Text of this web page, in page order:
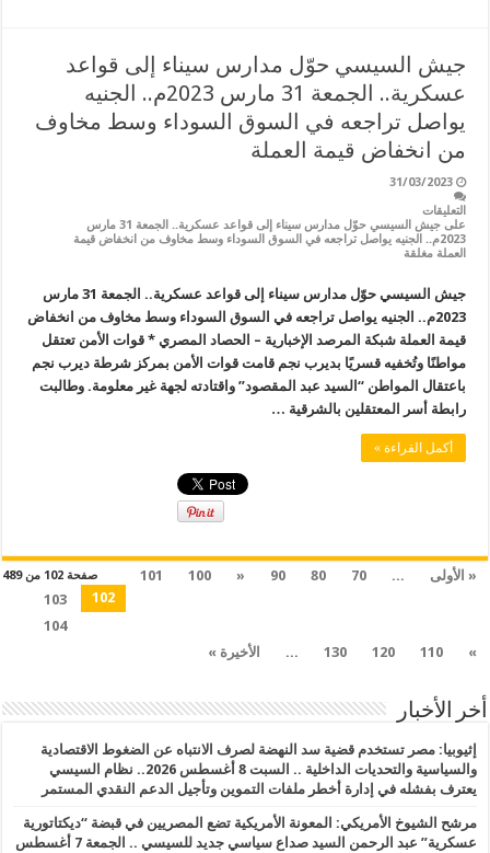
جيش السيسي حوّل مدارس سيناء إلى قواعد
عسكرية.. الجمعة 31 مارس 2023م.. الجنيه
يواصل تراجعه في السوق السوداء وسط مخاوف
من انخفاض قيمة العملة
31/03/2023
التعليقات
على جيش السيسي حوّل مدارس سيناء إلى قواعد عسكرية.. الجمعة 31 مارس
2023م.. الجنيه يواصل تراجعه في السوق السوداء وسط مخاوف من انخفاض قيمة
العملة مغلقة
جيش السيسي حوّل مدارس سيناء إلى قواعد عسكرية.. الجمعة 31 مارس
2023م.. الجنيه يواصل تراجعه في السوق السوداء وسط مخاوف من انخفاض
قيمة العملة شبكة المرصد الإخبارية – الحصاد المصري * قوات الأمن تعتقل
مواطنًا وتُخفيه قسريًا بديرب نجم قامت قوات الأمن بمركز شرطة ديرب نجم
باعتقال المواطن “السيد عبد المقصود” واقتادته لجهة غير معلومة. وطالبت
رابطة أسر المعتقلين بالشرقية …
أكمل القراءة »
صفحة 102 من 489 « الأولى ...
70
80
90
«
100
101
102
103
104
»
110
120
130
... الأخيرة »
أخر الأخبار
إثيوبيا: مصر تستخدم قضية سد النهضة لصرف الانتباه عن الضغوط الاقتصادية
والسياسية والتحديات الداخلية .. السبت 8 أغسطس 2026.. نظام السيسي
يعترف بفشله في إدارة أخطر ملفات التموين وتأجيل الدعم النقدي المستمر
مرشح الشيوخ الأمريكي: المعونة الأمريكية تضع المصريين في قبضة “ديكتاتورية
عسكرية” عبد الرحمن السيد صداع سياسي جديد للسيسي .. الجمعة 7 أغسطس